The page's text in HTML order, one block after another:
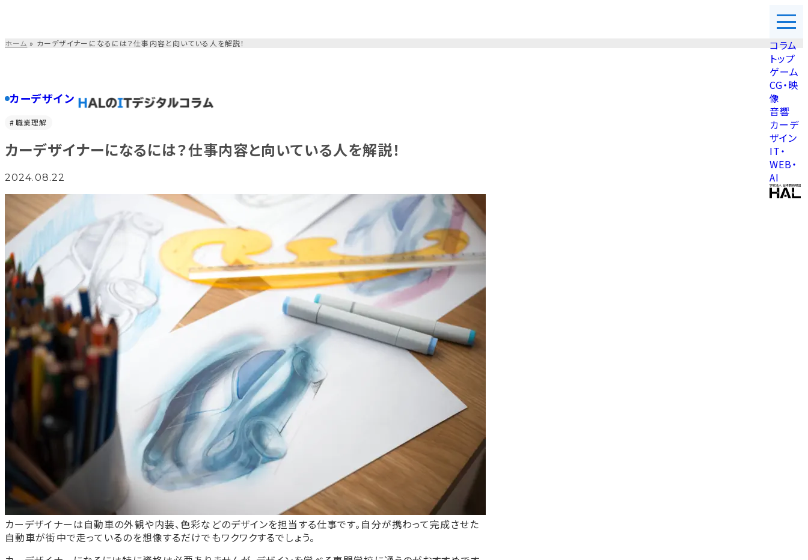
テ
ン
ス
キ
ッ
プ
す
る
コラム
トップ
ゲーム
CG・映
像
音響
カーデ
ザイン
IT・
WEB・
AI
ホーム » カーデザイナーになるには？仕事内容と向いている人を解説！
カーデザイン
職業理解
カーデザイナーになるには？仕事内容と向いている人を解説！
2024.08.22
カーデザイナーは自動車の外観や内装、色彩などのデザインを担当する仕事です。自分が携わって完成させた
自動車が街中で走っているのを想像するだけでもワクワクするでしょう。